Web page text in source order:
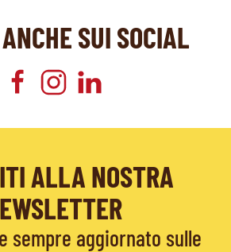
SUI SOCIAL
ALLA NOSTRA
sempre aggiornato sulle